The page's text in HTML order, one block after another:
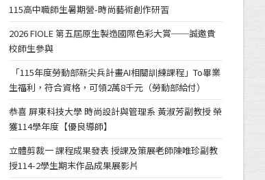
115高中職師生暑期營-時尚藝術創作研習
2026 FIOLE 第五屆原生製造國際色彩大賞──誠邀貴
校師生參與
「115年度勞動部新尖兵計畫AI相關訓練課程」To畢業
生福利，符合資格，可領2萬8千元（勞動部給付）
恭喜 屏東科技大學 時尚設計與管理系 黃淑芳副教授 榮
獲114學年度【優良導師】
立體剪裁一 課程成果發表 授課及策展老師陳唯珍副教
授114-2學生期末作品成果展影片